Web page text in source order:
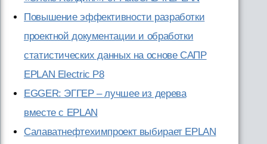
Повышение эффективности разработки
проектной документации и обработки
статистических данных на основе САПР
EPLAN Electric P8
EGGER: ЭГГЕР – лучшее из дерева
вместе с EPLAN
Салаватнефтехимпроект выбирает EPLAN